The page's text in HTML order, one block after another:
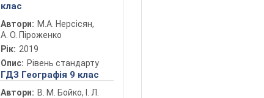
клас
Автори: М.А. Нерсісян,
А. О. Піроженко
Рік: 2019
Опис: Рівень стандарту
ГДЗ Географія 9 клас
Автори: В. М. Бойко, І. Л.